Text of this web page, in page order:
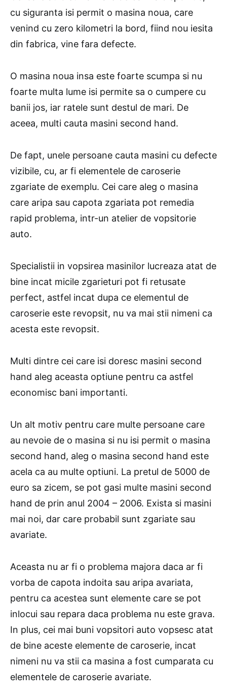
cu siguranta isi permit o masina noua, care
venind cu zero kilometri la bord, fiind nou iesita
din fabrica, vine fara defecte.
O masina noua insa este foarte scumpa si nu
foarte multa lume isi permite sa o cumpere cu
banii jos, iar ratele sunt destul de mari. De
aceea, multi cauta masini second hand.
De fapt, unele persoane cauta masini cu defecte
vizibile, cu, ar fi elementele de caroserie
zgariate de exemplu. Cei care aleg o masina
care aripa sau capota zgariata pot remedia
rapid problema, intr-un atelier de vopsitorie
auto.
Specialistii in vopsirea masinilor lucreaza atat de
bine incat micile zgarieturi pot fi retusate
perfect, astfel incat dupa ce elementul de
caroserie este revopsit, nu va mai stii nimeni ca
acesta este revopsit.
Multi dintre cei care isi doresc masini second
hand aleg aceasta optiune pentru ca astfel
economisc bani importanti.
Un alt motiv pentru care multe persoane care
au nevoie de o masina si nu isi permit o masina
second hand, aleg o masina second hand este
acela ca au multe optiuni. La pretul de 5000 de
euro sa zicem, se pot gasi multe masini second
hand de prin anul 2004 – 2006. Exista si masini
mai noi, dar care probabil sunt zgariate sau
avariate.
Aceasta nu ar fi o problema majora daca ar fi
vorba de capota indoita sau aripa avariata,
pentru ca acestea sunt elemente care se pot
inlocui sau repara daca problema nu este grava.
In plus, cei mai buni vopsitori auto vopsesc atat
de bine aceste elemente de caroserie, incat
nimeni nu va stii ca masina a fost cumparata cu
elementele de caroserie avariate.